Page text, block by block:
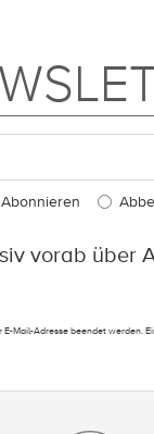
Abonnieren
vorab über
Mail-Adresse beendet werden.